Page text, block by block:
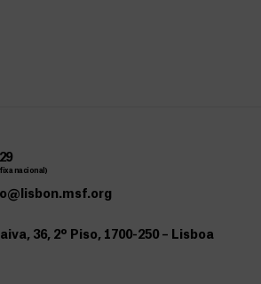
nacional)
36, 2º Piso, 1700-250 – Lisboa